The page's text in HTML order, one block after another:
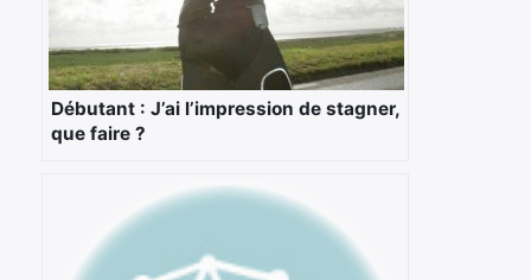
Débutant : J’ai l’impression de stagner,
que faire ?